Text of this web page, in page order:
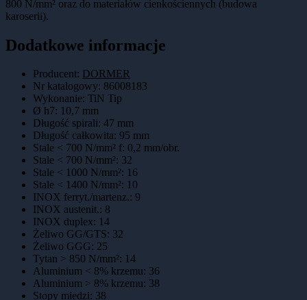
800 N/mm² oraz do materiałów cienkościennych (budowa
karoserii).
Dodatkowe informacje
Producent: DORMER
Nr katalogowy: 86008183
Wykonanie: TiN Tip
Ø h7: 10,7 mm
Długość spirali: 47 mm
Długość całkowita: 95 mm
Stale < 700 N/mm² f: 0,2 mm/obr.
Stale < 700 N/mm²: 32
Stale < 1000 N/mm²: 16
Stale < 1400 N/mm²: 10
INOX ferryt./martenz.: 9
INOX austenit.: 8
INOX duplex: 14
Żeliwo GG/GTS: 32
Żeliwo GGG: 25
Tytan > 850 N/mm²: 14
Aluminium < 8% krzemu: 36
Aluminium > 8% krzemu: 38
Stopy miedzi: 38